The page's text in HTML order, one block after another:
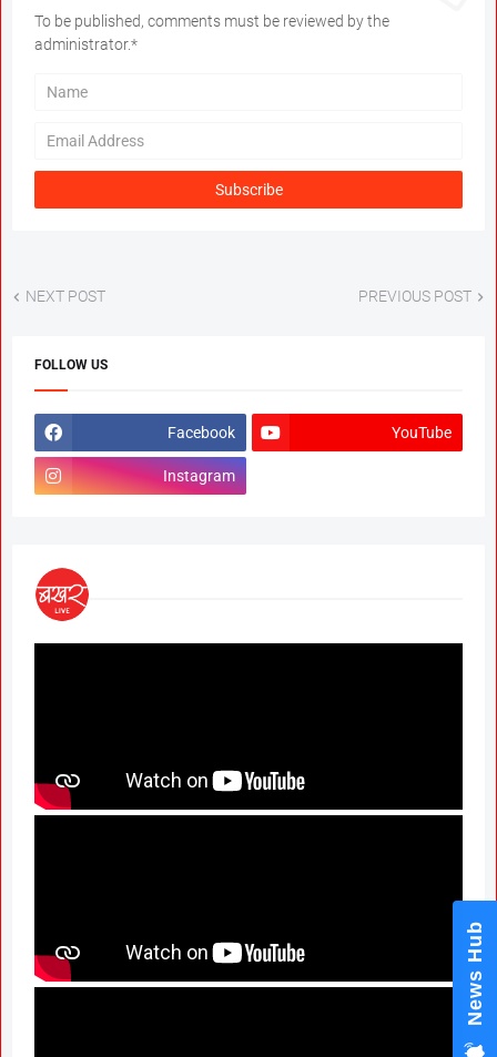
To be published, comments must be reviewed by the
administrator.*
NEXT POST PREVIOUS POST
FOLLOW US
Facebook YouTube
Instagram
News Hub